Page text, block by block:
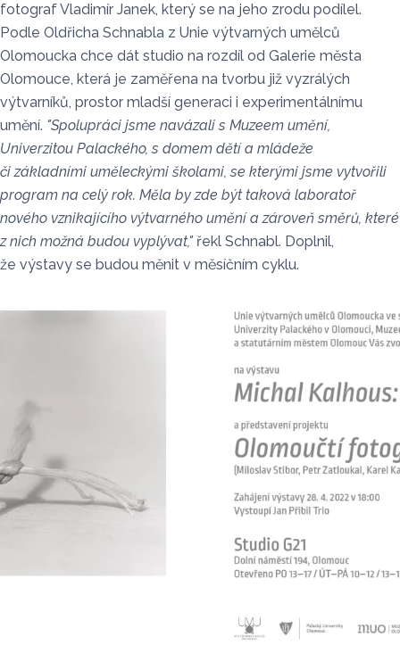
fotograf Vladimír Janek, který se na jeho zrodu podílel.
Podle Oldřicha Schnabla z Unie výtvarných umělců
Olomoucka chce dát studio na rozdíl od Galerie města
Olomouce, která je zaměřena na tvorbu již vyzrálých
výtvarníků, prostor mladší generaci i experimentálnímu
umění. "Spolupráci jsme navázali s Muzeem umění,
Univerzitou Palackého, s domem dětí a mládeže
či základními uměleckými školami, se kterými jsme vytvořili
program na celý rok. Měla by zde být taková laboratoř
nového vznikajícího výtvarného umění a zároveň směrů, které
z nich možná budou vyplývat," řekl Schnabl. Doplnil,
že výstavy se budou měnit v měsíčním cyklu.